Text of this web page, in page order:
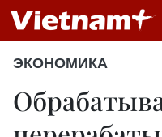
ЭКОНОМИКА